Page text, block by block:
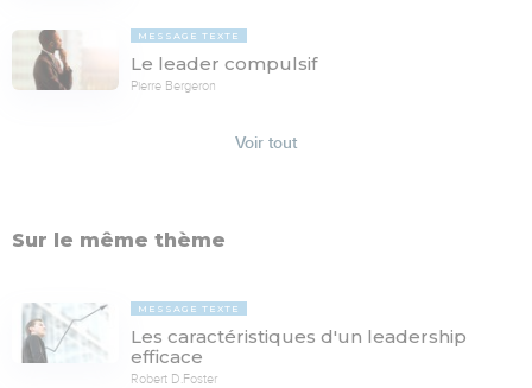
MESSAGE TEXTE
Le leader compulsif
Pierre Bergeron
Voir tout
Sur le même thème
MESSAGE TEXTE
Les caractéristiques d'un leadership
efficace
Robert D.Foster